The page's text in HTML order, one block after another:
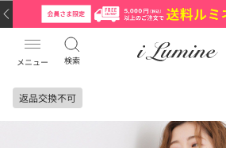
メニュー 検索
返品交換不可